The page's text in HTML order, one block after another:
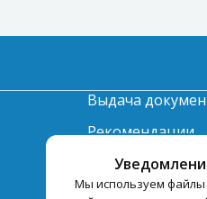
Мы используем
Выдача
Рекомендации
Вопрос-ответ
Счет и оплата